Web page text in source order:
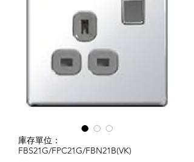
庫存單位：
FBS21G/FPC21G/FBN21B(VK)